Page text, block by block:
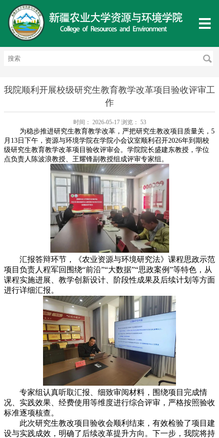
我院顺利开展校级研究生教育教学改革项目验收评审工
作
时间： 2026-05-17 浏览： 53
为稳步推进研究生教育教学改革，严把研究生教改项目质量关，5
月13日下午，资源与环境学院在学院小会议室顺利召开2026年到期校
级研究生教育教学改革项目验收评审会。学院院长盛建东教授，学位
点负责人陈波浪教授、王耀锋副教授组成评审专家组。
汇报答辩环节，《农业资源与环境研究法》课程思政示范
项目负责人程军回围绕“前沿”“大数据”“思政案例”等特色，从
课程实施进展、教学创新设计、阶段性成果及后续计划等方面
进行详细汇报。
专家组认真听取汇报、细致审阅材料，围绕项目完成情
况、实践效果、经费使用等维度进行综合评审，严格按照验收
标准逐项核查。
此次研究生教改项目验收会顺利结束，有效检验了项目建
设与实践成效，明确了后续改革提升方向。下一步，我院将持